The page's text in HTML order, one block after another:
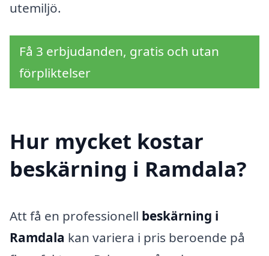
utemiljö.
Få 3 erbjudanden, gratis och utan
förpliktelser
Hur mycket kostar
beskärning i Ramdala?
Att få en professionell beskärning i
Ramdala kan variera i pris beroende på